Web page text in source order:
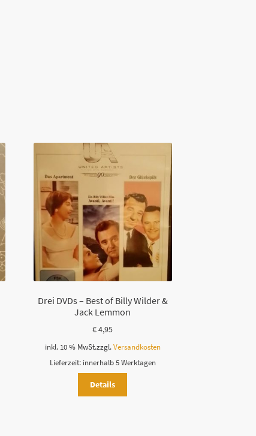
Drei DVDs – Best of Billy Wilder &
Jack Lemmon
€4,95
inkl. 10 % MwSt.zzgl. Versandkosten
Lieferzeit: innerhalb 5 Werktagen
Details